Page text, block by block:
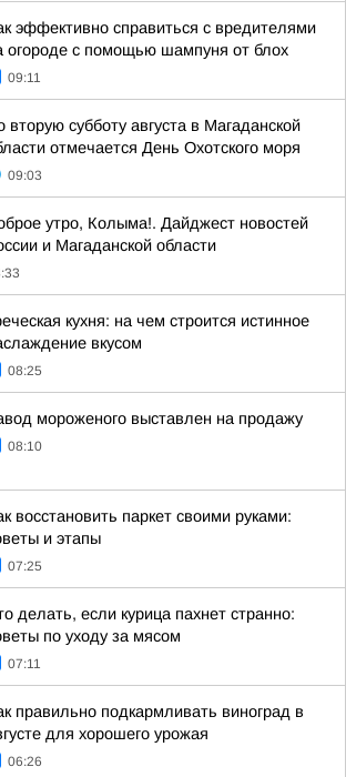
эффективно справиться с вредителями
огороде с помощью шампуня от блох
09:11
вторую субботу августа в Магаданской
отмечается День Охотского моря
09:03
утро, Колыма!. Дайджест новостей
и Магаданской области
кухня: на чем строится истинное
вкусом
08:25
мороженого выставлен на продажу
08:10
восстановить паркет своими руками:
и этапы
07:25
делать, если курица пахнет странно:
по уходу за мясом
07:11
правильно подкармливать виноград в
для хорошего урожая
06:26